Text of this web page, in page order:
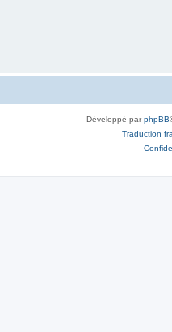
Développé parphpBB
Traduction